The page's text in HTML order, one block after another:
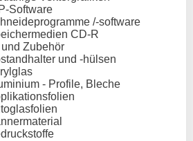
Software
/-software
CD-R
Zubehör
und -hülsen
- Profile, Bleche